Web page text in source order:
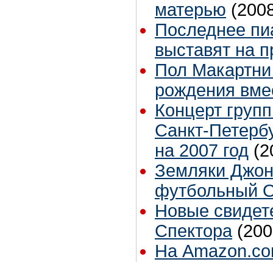
матерью
Последнее
выставят на
Пол
рождения
Концерт
Санкт-
на 2007 год
Земляки
футбольный
Новые
Спектора
На